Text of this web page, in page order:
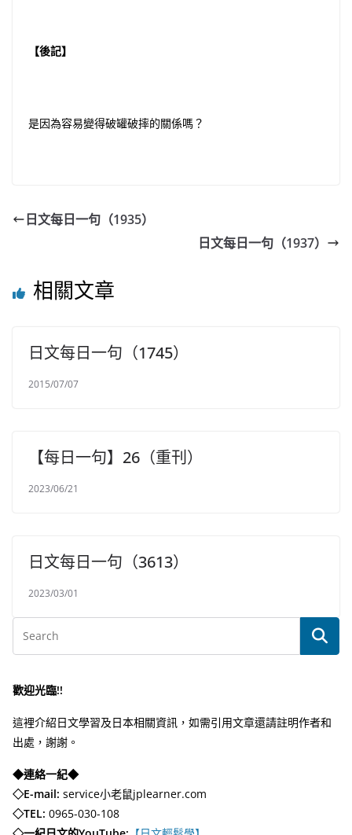
【後記】
是因為容易變得破罐破摔的關係嗎？
日文每日一句（1935）
日文每日一句（1937）
相關文章
日文每日一句（1745）
2015/07/07
【每日一句】26（重刊）
2023/06/21
日文每日一句（3613）
2023/03/01
歡迎光臨!!
這裡介紹日文學習及日本相關資訊，如需引用文章還請註明作者和
出處，謝謝。
◆連絡一紀◆
◇E-mail: service小老鼠jplearner.com
◇TEL: 0965-030-108